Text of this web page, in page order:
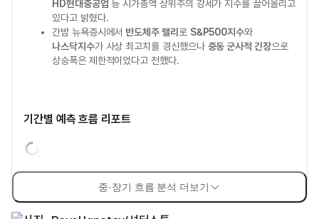
HD현대중공업 등 시가총액 상위주의 강세가 지수를 끌어올리고
있다고 밝혔다.
간밤 뉴욕증시에서 반도체주 랠리 로 S&P500지수와
나스닥지수가 사상 최고치를 경신했으나 중동 군사적 긴장으로
상승폭은 제한적이었다고 전했다.
기간별 예측 흐름 리포트
중·장기 흐름 분석 더보기